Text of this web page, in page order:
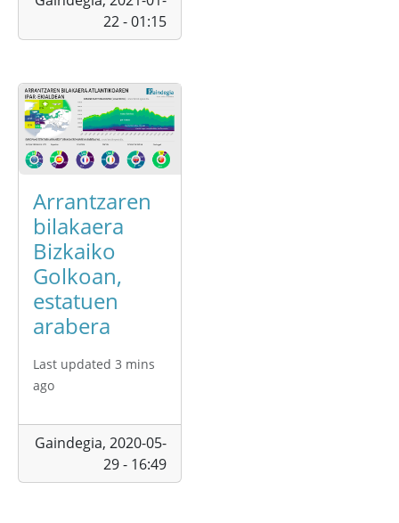
22 - 01:15
Arrantzaren
bilakaera
Bizkaiko
Golkoan,
estatuen
arabera
Last updated 3 mins
ago
Gaindegia, 2020-05-
29 - 16:49